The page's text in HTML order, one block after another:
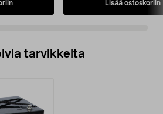
Lisää ostoskoriin
tarvikkeita